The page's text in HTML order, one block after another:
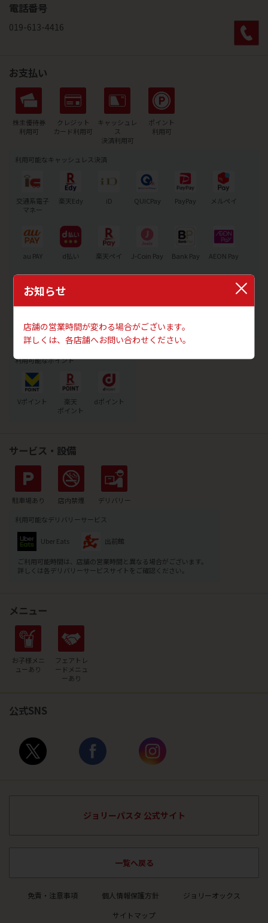
電話番号
019-613-4416
お支払い
株主優待券
利用可
クレジット
カード利用可
キャッシュレ
ス
決済利用可
ポイント
利用可
利用可能なキャッシュレス決済
交通系電子
マネー
楽天Edy iD QUICPay PayPay メルペイ
au PAY d払い 楽天ペイ J-Coin Pay Bank Pay AEON Pay
利用可能なポイント
Vポイント
楽天
ポイント
dポイント
サービス・設備
駐車場あり 店内禁煙
デリバリー
利用可能なデリバリーサービス
Uber Eats 出前館
ご利用可能時間は、店舗の営業時間と異なる場合がございます。
詳しくは各デリバリーサービスサイトをご確認ください。
メニュー
お子様メニ
ューあり
フェアトレ
ード メニュ
ーあり
公式SNS
ジョリーパスタ 公式サイト
一覧へ戻る
お知らせ
店舗の営業時間が変わる場合がございます。
詳しくは、各店舗へお問い合わせください。
免責・注意事項 個人情報保護方針
ジョリーオックス
サイトマップ